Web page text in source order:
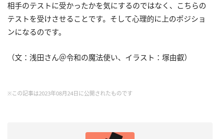
相手のテストに受かったかを気にするのではなく、こちらの
テストを受けさせることです。そして心理的に上のポジショ
ンになるのです。
（文：浅田さん＠令和の魔法使い、イラスト：塚由叡）
※この記事は2023年08月24日に公開されたものです